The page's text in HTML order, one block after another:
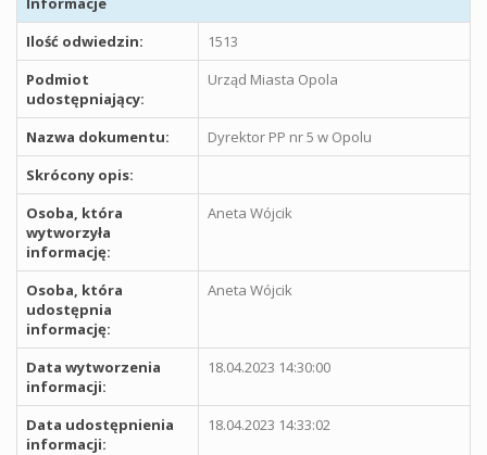
Ilość odwiedzin:
1513
Podmiot
udostępniający:
Urząd Miasta Opola
Nazwa dokumentu:
Dyrektor PP nr 5 w Opolu
Skrócony opis:
Osoba, która
wytworzyła
informację:
Aneta Wójcik
Osoba, która
udostępnia
informację:
Aneta Wójcik
Data wytworzenia
informacji:
18.04.2023 14:30:00
Data udostępnienia
informacji:
18.04.2023 14:33:02